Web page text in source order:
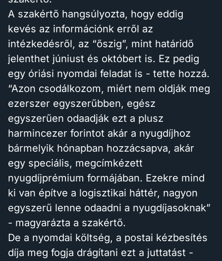
A szakértő hangsúlyozta, hogy eddig
kevés az információnk erről az
intézkedésről, az “őszig”, mint határidő
jelenthet júniust és októbert is. Ez pedig
egy óriási nyomdai feladat is - tette hozzá.
“Azon csodálkozom, miért nem oldják meg
ezerszer egyszerűbben, egész
egyszerűen odaadják ezt a plusz
harmincezer forintot akár a nyugdíjhoz
bármelyik hónapban hozzácsapva, akár
egy speciális, megcímkézett
nyugdíjprémium formájában. Ezekre mind
ki van építve a logisztikai háttér, nagyon
egyszerű lenne odaadni a nyugdíjasoknak”
- magyarázta a szakértő.
De a nyomdai költség, a postai kézbesítés
díja meg fogja drágítani ezt a juttatást -